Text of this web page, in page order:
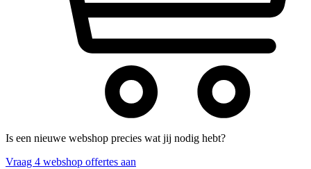
Is een nieuwe webshop precies wat jij nodig hebt?
Vraag 4 webshop offertes aan